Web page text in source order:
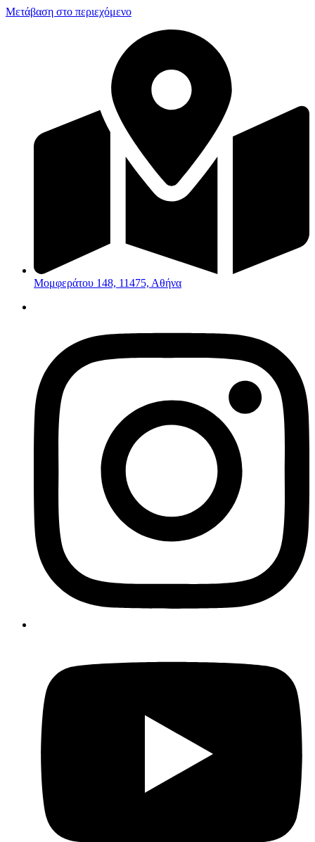
Μετάβαση στο περιεχόμενο
Μομφεράτου 148, 11475, Αθήνα